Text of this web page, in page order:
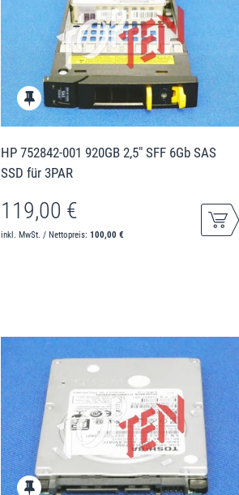
HP 752842-001 920GB 2,5" SFF 6Gb SAS
SSD für 3PAR
119,00 €
inkl. MwSt. / Nettopreis:100,00 €